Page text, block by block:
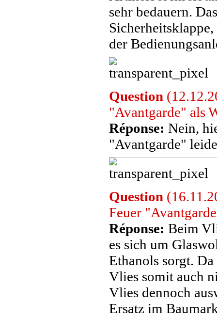
sehr bedauern.
der
Question
"Avantgarde" als
Réponse: Nein,
"Avantgarde"
Question
Feuer
Réponse: Beim
es sich um
Ethanols sorgt.
Vlies somit auch
Vlies dennoch
Ersatz im